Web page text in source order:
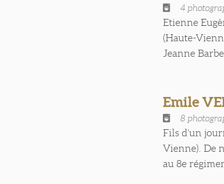
4
Etienne
(Haute-
Jeanne
Emile
8
Fils d’un
Vienne). De
au 8e